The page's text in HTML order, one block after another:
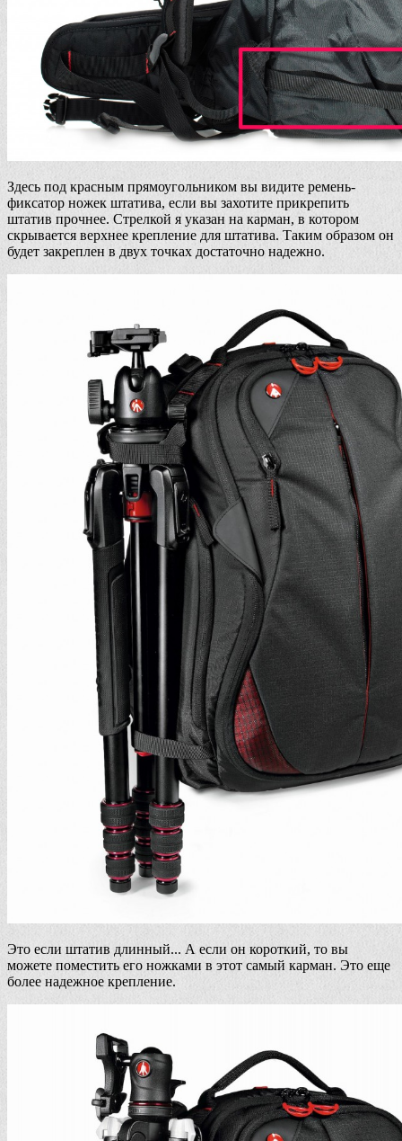
Здесь под красным прямоугольником вы видите ремень-
фиксатор ножек штатива, если вы захотите прикрепить
штатив прочнее. Стрелкой я указан на карман, в котором
скрывается верхнее крепление для штатива. Таким образом он
будет закреплен в двух точках достаточно надежно.
Это если штатив длинный... А если он короткий, то вы
можете поместить его ножками в этот самый карман. Это еще
более надежное крепление.